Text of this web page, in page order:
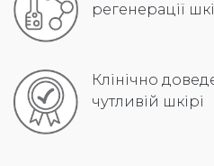
регенерації
Клінічно
чутливій шкірі